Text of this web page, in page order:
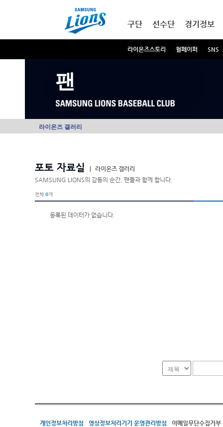
구단 선수단 경기정보
라이온즈스토리 월페이퍼 SNS
팬
라이온즈 갤러리
포토 자료실
라이온즈 갤러리
SAMSUNG LIONS의 감동의 순간, 팬들과 함께 합니다.
전체 0개
등록된 데이터가 없습니다.
개인정보처리방침 영상정보처리기기 운영관리방침 이메일무단수집거부